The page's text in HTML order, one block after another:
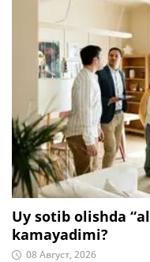
Uy sotib olishda
kamayadimi?
08 Август, 2026